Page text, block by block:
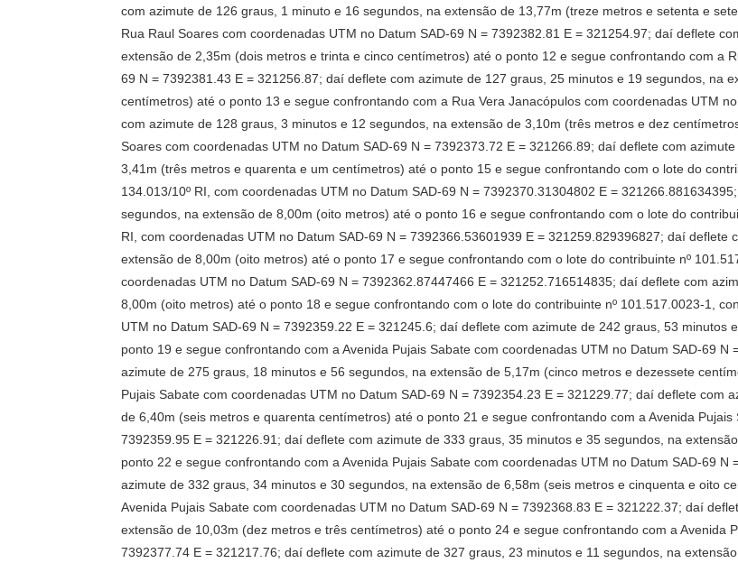
com azimute de 126 graus, 1 minuto e 16 segundos, na extensão de 13,77m (treze metros e setenta e
Rua Raul Soares com coordenadas UTM no Datum SAD-69 N = 7392382.81 E = 321254.97; daí deflete
extensão de 2,35m (dois metros e trinta e cinco centímetros) até o ponto 12 e segue confrontando com a
69 N = 7392381.43 E = 321256.87; daí deflete com azimute de 127 graus, 25 minutos e 19 segundos, na
centímetros) até o ponto 13 e segue confrontando com a Rua Vera Janacópulos com coordenadas UTM
com azimute de 128 graus, 3 minutos e 12 segundos, na extensão de 3,10m (três metros e dez
Soares com coordenadas UTM no Datum SAD-69 N = 7392373.72 E = 321266.89; daí deflete com
3,41m (três metros e quarenta e um centímetros) até o ponto 15 e segue confrontando com o lote do
134.013/10º RI, com coordenadas UTM no Datum SAD-69 N = 7392370.31304802 E =
segundos, na extensão de 8,00m (oito metros) até o ponto 16 e segue confrontando com o lote do
RI, com coordenadas UTM no Datum SAD-69 N = 7392366.53601939 E = 321259.829396827; daí
extensão de 8,00m (oito metros) até o ponto 17 e segue confrontando com o lote do contribuinte nº
coordenadas UTM no Datum SAD-69 N = 7392362.87447466 E = 321252.716514835; daí deflete com
8,00m (oito metros) até o ponto 18 e segue confrontando com o lote do contribuinte nº 101.517.0023-1,
UTM no Datum SAD-69 N = 7392359.22 E = 321245.6; daí deflete com azimute de 242 graus, 53
ponto 19 e segue confrontando com a Avenida Pujais Sabate com coordenadas UTM no Datum SAD-69
azimute de 275 graus, 18 minutos e 56 segundos, na extensão de 5,17m (cinco metros e dezessete
Pujais Sabate com coordenadas UTM no Datum SAD-69 N = 7392354.23 E = 321229.77; daí deflete com
de 6,40m (seis metros e quarenta centímetros) até o ponto 21 e segue confrontando com a Avenida
7392359.95 E = 321226.91; daí deflete com azimute de 333 graus, 35 minutos e 35 segundos, na
ponto 22 e segue confrontando com a Avenida Pujais Sabate com coordenadas UTM no Datum SAD-69
azimute de 332 graus, 34 minutos e 30 segundos, na extensão de 6,58m (seis metros e cinquenta e oito
Avenida Pujais Sabate com coordenadas UTM no Datum SAD-69 N = 7392368.83 E = 321222.37; daí
extensão de 10,03m (dez metros e três centímetros) até o ponto 24 e segue confrontando com a Avenida
7392377.74 E = 321217.76; daí deflete com azimute de 327 graus, 23 minutos e 11 segundos, na